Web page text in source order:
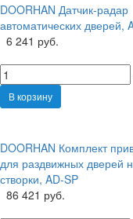
DOORHAN Датчик-радар
автоматических дверей,
6 241 руб.
В корзину
DOORHAN Комплект
для раздвижных дверей
створки, AD-SP
86 421 руб.